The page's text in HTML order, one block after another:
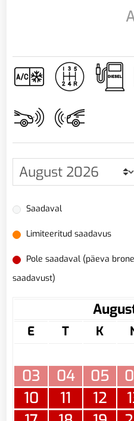
Saadaval
Limiteeritud saadavus
Pole saadaval (päeva
saadavust)
E T K
03
04 05
10
11 12